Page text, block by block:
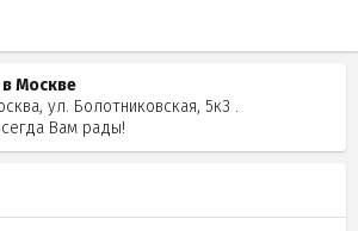
Москве
ул. Болотниковская, 5к3 .
Вам рады!